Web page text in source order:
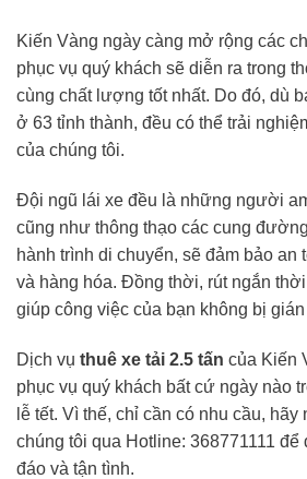
Kiến Vàng ngày càng mở rộng các
phục vụ quý khách sẽ diễn ra trong
cùng chất lượng tốt nhất. Do đó, dù
ở 63 tỉnh thành, đều có thể trải
của chúng tôi.
Đội ngũ lái xe đều là những người
cũng như thông thạo các cung
hành trình di chuyển, sẽ đảm bảo an
và hàng hóa. Đồng thời, rút ngắn
giúp công việc của bạn không bị
Dịch vụ thuê xe tải 2.5 tấn của Kiến
phục vụ quý khách bất cứ ngày nào
lễ tết. Vì thế, chỉ cần có nhu cầu,
chúng tôi qua Hotline: 368771111
đáo và tận tình.